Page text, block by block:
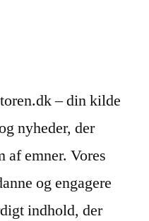
– din kilde
nyheder, der
af emner. Vores
og engagere
indhold, der